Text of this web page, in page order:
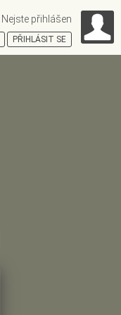
Nejste přihlášen
PŘIHLÁSIT SE